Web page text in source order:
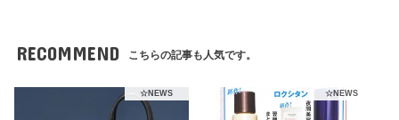
RECOMMEND こちらの記事も人気です。
☆NEWS ☆NEWS